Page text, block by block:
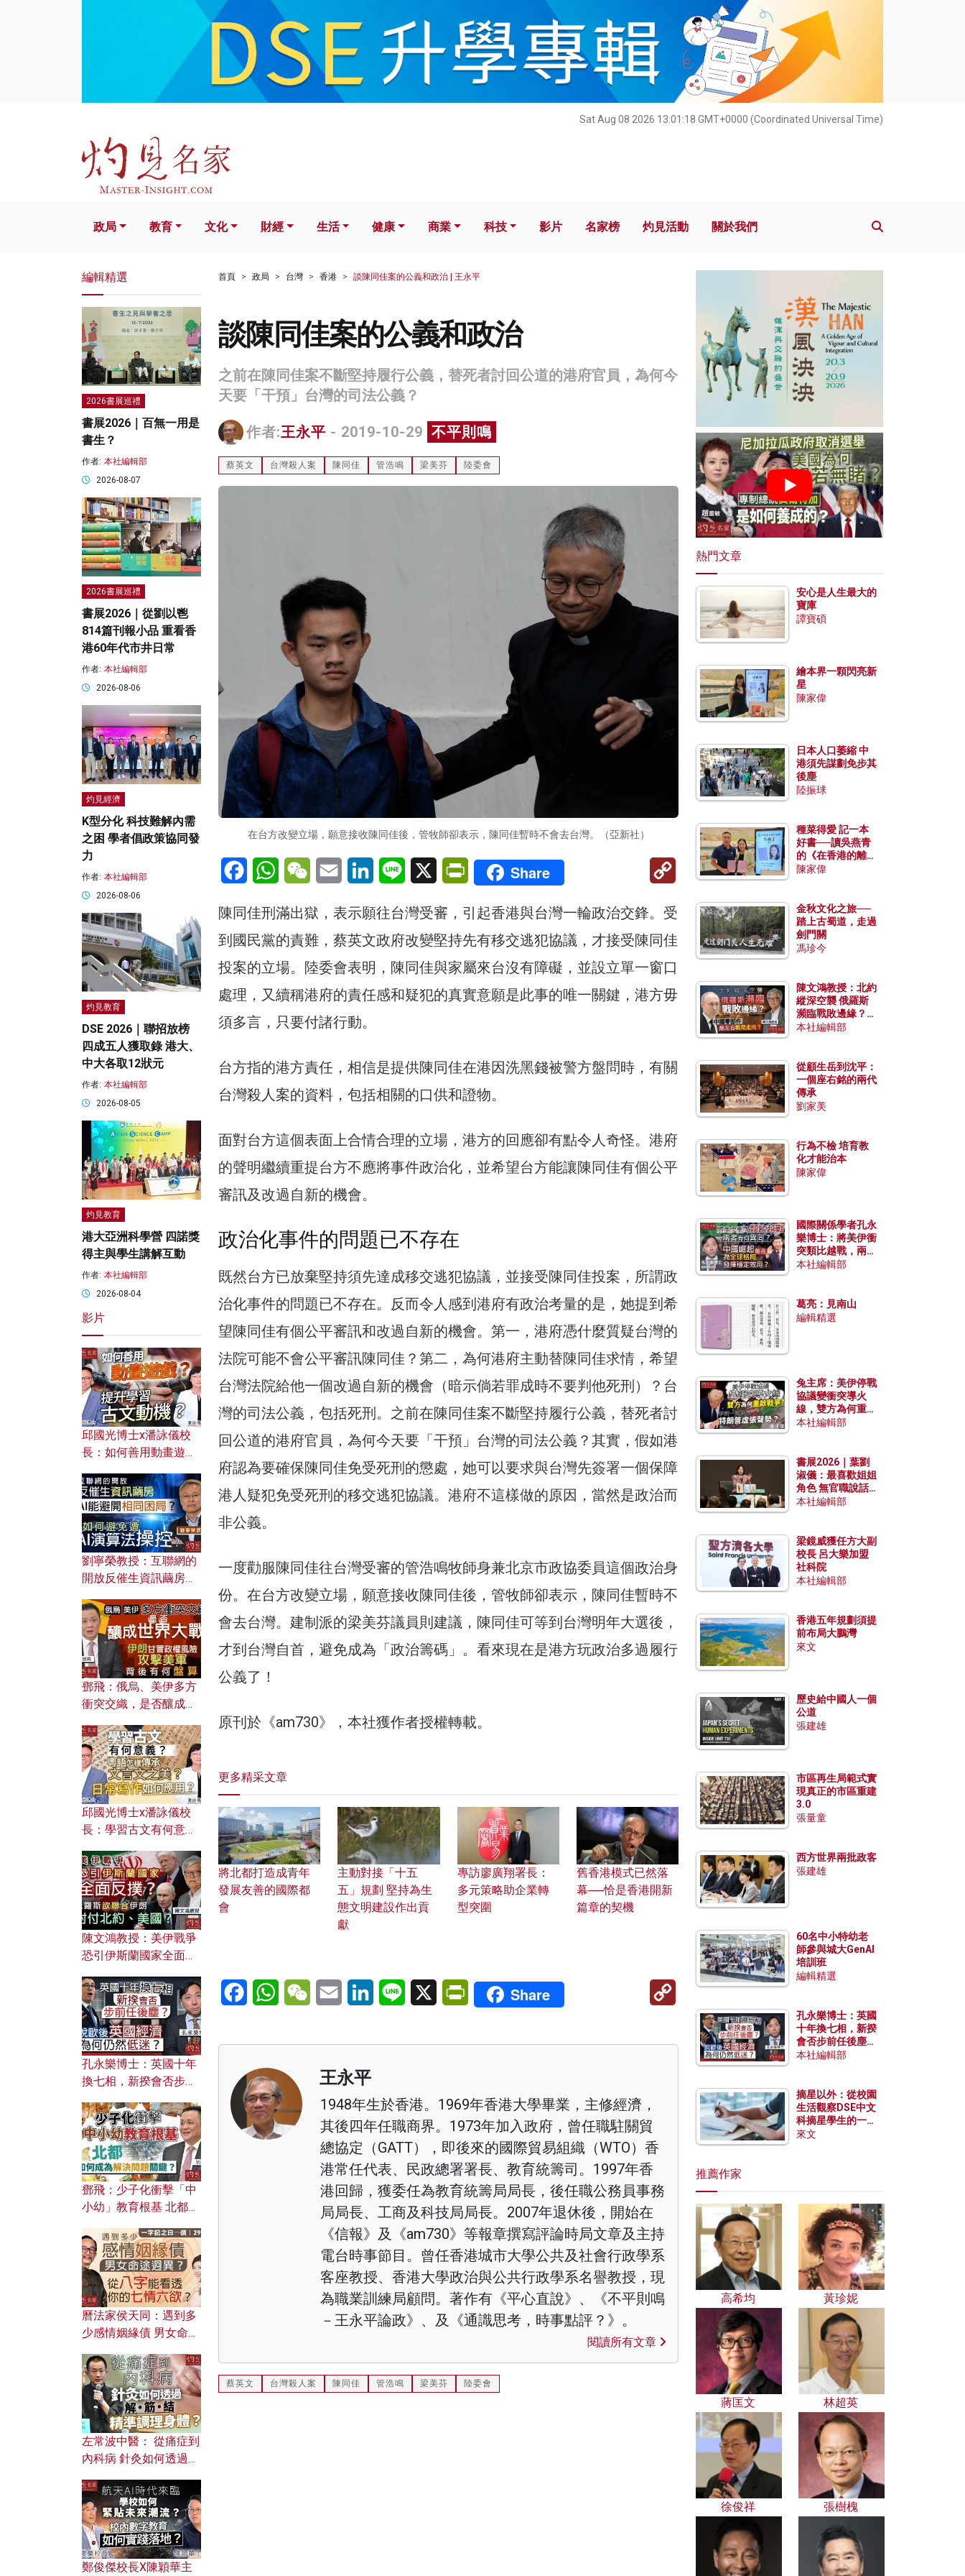
Sat Aug 08 2026 13:01:20 GMT+0000 (Coordinated Universal Time)
文化 財經 生活 健康 科技 影片 名家榜 灼見活動 關於我們
政局 教育 文化 財經 生活 健康 商業 科技 影片 名家榜 灼見活動 關於我們
首頁 政局 台灣 香港 談陳同佳案的公義和政治 | 王永平
談陳同佳案的公義和政治
之前在陳同佳案不斷堅持履行公義，替死者討回公道的港府官員，為何今
天要「干預」台灣的司法公義？
作者:王永平 - 2019-10-29 不平則鳴
蔡英文 台灣殺人案 陳同佳 管浩鳴 梁美芬 陸委會
在台方改變立場，願意接收陳同佳後，管牧師卻表示，陳同佳暫時不會去台灣。（亞新社）
FacebookWhatsAppWeChatEmail LinkedInLine X PrintFriendly
Share
Copy
Link
陳同佳刑滿出獄，表示願往台灣受審，引起香港與台灣一輪政治交鋒。受
到國民黨的責難，蔡英文政府改變堅持先有移交逃犯協議，才接受陳同佳
投案的立場。陸委會表明，陳同佳與家屬來台沒有障礙，並設立單一窗口
處理，又續稱港府的責任感和疑犯的真實意願是此事的唯一關鍵，港方毋
須多言，只要付諸行動。
台方指的港方責任，相信是提供陳同佳在港因洗黑錢被警方盤問時，有關
台灣殺人案的資料，包括相關的口供和證物。
面對台方這個表面上合情合理的立場，港方的回應卻有點令人奇怪。港府
的聲明繼續重提台方不應將事件政治化，並希望台方能讓陳同佳有個公平
審訊及改過自新的機會。
政治化事件的問題已不存在
既然台方已放棄堅持須先達成移交逃犯協議，並接受陳同佳投案，所謂政
治化事件的問題已不存在。反而令人感到港府有政治考量的是，她提到希
望陳同佳有個公平審訊和改過自新的機會。第一，港府憑什麼質疑台灣的
法院可能不會公平審訊陳同佳？第二，為何港府主動替陳同佳求情，希望
台灣法院給他一個改過自新的機會（暗示倘若罪成時不要判他死刑）？台
灣的司法公義，包括死刑。之前在陳同佳案不斷堅持履行公義，替死者討
回公道的港府官員，為何今天要「干預」台灣的司法公義？其實，假如港
府認為要確保陳同佳免受死刑的懲處，她可以要求與台灣先簽署一個保障
港人疑犯免受死刑的移交逃犯協議。港府不這樣做的原因，當然是政治而
非公義。
一度勸服陳同佳往台灣受審的管浩鳴牧師身兼北京市政協委員這個政治身
份。在台方改變立場，願意接收陳同佳後，管牧師卻表示，陳同佳暫時不
會去台灣。建制派的梁美芬議員則建議，陳同佳可等到台灣明年大選後，
才到台灣自首，避免成為「政治籌碼」。看來現在是港方玩政治多過履行
公義了！
原刊於《am730》，本社獲作者授權轉載。
更多精采文章
將北都打造成青年
發展友善的國際都
會
主動對接「十五
五」規劃 堅持為生
態文明建設作出貢
獻
專訪廖廣翔署長：
多元策略助企業轉
型突圍
舊香港模式已然落
幕──恰是香港開新
篇章的契機
FacebookWhatsAppWeChatEmail LinkedInLine X PrintFriendly
Share
Copy
王永平
1948年生於香港。1969年香港大學畢業，主修經濟，
其後四年任職商界。1973年加入政府，曾任職駐關貿
總協定（GATT），即後來的國際貿易組織（WTO）香
港常任代表、民政總署署長、教育統籌司。1997年香
港回歸，獲委任為教育統籌局局長，後任職公務員事務
局局長、工商及科技局局長。2007年退休後，開始在
《信報》及《am730》等報章撰寫評論時局文章及主持
電台時事節目。曾任香港城市大學公共及社會行政學系
客座教授、香港大學政治與公共行政學系名譽教授，現
為職業訓練局顧問。著作有《平心直說》、《不平則鳴
－王永平論政》、及《通識思考，時事點評？》。
閱讀所有文章
蔡英文 台灣殺人案 陳同佳 管浩鳴 梁美芬 陸委會
編輯精選
2026書展巡禮
書展2026｜百無一用是
書生？
作者: 本社編輯部
2026-08-07
2026書展巡禮
書展2026｜從劉以鬯
814篇刊報小品 重看香
港60年代市井日常
作者: 本社編輯部
2026-08-06
灼見經濟
K型分化 科技難解內需
之困 學者倡政策協同發
力
作者: 本社編輯部
2026-08-06
灼見教育
DSE 2026｜聯招放榜
四成五人獲取錄 港大、
中大各取12狀元
作者: 本社編輯部
2026-08-05
灼見教育
港大亞洲科學營 四諾獎
得主與學生講解互動
作者: 本社編輯部
2026-08-04
影片
邱國光博士x潘詠儀校
長：如何善用動畫遊戲
劉寧榮教授：互聯網的
開放反催生資訊繭房，
何避免遭AI演算法操
控？
鄧飛：俄烏、美伊多方
衝突交織，是否釀成世
風險攻擊美軍，背後有
何盤算？
邱國光博士x潘詠儀校
長：學習古文有何意
文之美？ 日常寫作如何
應用？
陳文鴻教授：美伊戰爭
恐引伊斯蘭國家全面反
對付北約美國？
孔永樂博士：英國十年
換七相，新揆會否步前
濟為何仍然低迷？
鄧飛：少子化衝擊「中
小幼」教育根基 北都如
曆法家侯天同：遇到多
少感情姻緣債 男女命途
的七情六欲？
左常波中醫： 從痛症到
內科病 針灸如何透過解
鄭俊傑校長X陳穎華主
熱門文章
安心是人生最大的
寶庫
譚寶碩
繪本界一顆閃亮新
星
陳家偉
日本人口萎縮 中
港須先謀劃免步其
後塵
陸振球
種菜得愛 記一本
好書──讀吳燕青
的《在香港的離島
種菜》
陳家偉
金秋文化之旅──
踏上古蜀道，走過
劍門關
馮珍今
陳文鴻教授：北約
縱深空襲 俄羅斯
瀕臨戰敗邊緣？中
國零部件能左右戰
本社編輯部
從顧生岳到沈平：
一個座右銘的兩代
傳承
劉家美
行為不檢 培育教
化才能治本
陳家偉
國際關係學者孔永
樂博士：將美伊衝
突類比越戰，兩者
有何異同？中國崛
本社編輯部
葛亮：見南山
編輯精選
兔主席：美伊停戰
協議變衝突導火
線，雙方為何重啟
戰爭？伊朗一早洞
本社編輯部
書展2026｜葉劉
淑儀：最喜歡姐姐
角色 無官職說話
包袱少
本社編輯部
梁鏡威獲任方大副
校長 呂大樂加盟
社科院
本社編輯部
香港五年規劃須提
前布局大鵬灣
來文
歷史給中國人一個
公道
張建雄
市區再生局範式實
現真正的市區重建
3.0
張量童
西方世界兩批政客
張建雄
60名中小特幼老
師參與城大GenAI
培訓班
編輯精選
孔永樂博士：英國
十年換七相，新揆
會否步前任後塵？
脫歐後英國經濟為
本社編輯部
摘星以外：從校園
生活觀察DSE中文
科摘星學生的一點
特質
來文
推薦作家
高希均 黃珍妮
蔣匡文 林超英
徐俊祥 張樹槐